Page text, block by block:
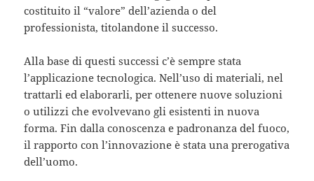
costituito il “valore” dell’azienda o del
professionista, titolandone il successo.
Alla base di questi successi c’è sempre stata
l’applicazione tecnologica. Nell’uso di materiali, nel
trattarli ed elaborarli, per ottenere nuove soluzioni
o utilizzi che evolvevano gli esistenti in nuova
forma. Fin dalla conoscenza e padronanza del fuoco,
il rapporto con l’innovazione è stata una prerogativa
dell’uomo.